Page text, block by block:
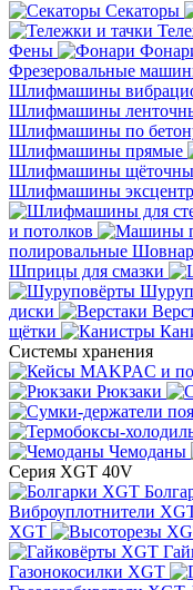
Секаторы
Фены
Фрезеровальные
Шлифмашины
Шлифмашины
Шлифмашины по
Шлифмашины прямые
Шлифмашины
Шлифмашины
и потолков
полировальные
Шприцы для смазки
диски
щётки
Системы хранения
Рюкзаки
Чемоданы
Серия XGT 40V
Виброуплотнители
XGT
Газонокосилки XGT